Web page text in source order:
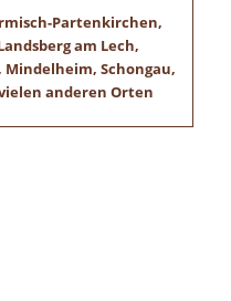
Partenkirchen,
am Lech,
Schongau,
anderen Orten